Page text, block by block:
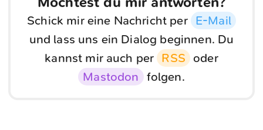
Schick mir eine Nachricht per E-Mail
und lass uns ein Dialog beginnen. Du
kannst mir auch per RSS oder
Mastodon folgen.